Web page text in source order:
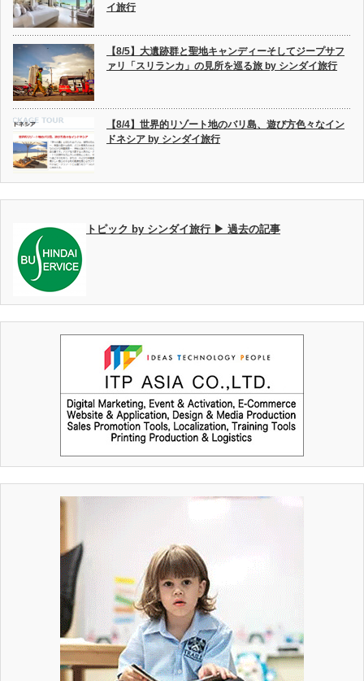
イ旅行
【8/5】大遺跡群と聖地キャンディーそしてジープサフ
ァリ「スリランカ」の見所を巡る旅 by シンダイ旅行
【8/4】世界的リゾート地のバリ島、遊び方色々なイン
ドネシア by シンダイ旅行
トピック by シンダイ旅行 ▶ 過去の記事